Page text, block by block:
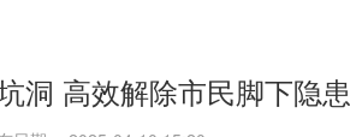
洞 高效解除市民脚下隐患